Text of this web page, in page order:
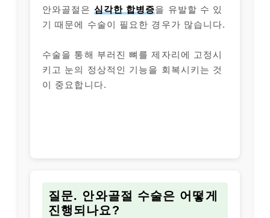
안와골절은 심각한 합병증을 유발할 수 있
기 때문에 수술이 필요한 경우가 많습니다.
수술을 통해 부러진 뼈를 제자리에 고정시
키고 눈의 정상적인 기능을 회복시키는 것
이 중요합니다.
질문. 안와골절 수술은 어떻게
진행되나요?